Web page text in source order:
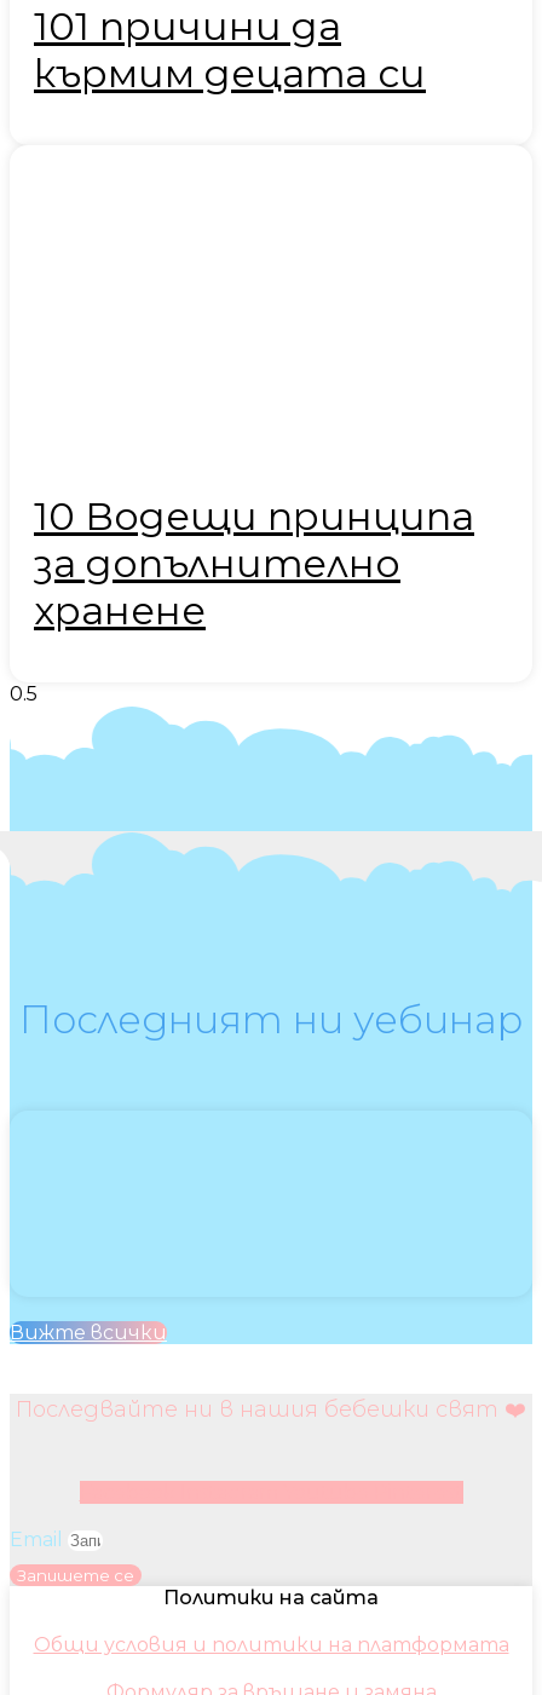
101 причини да
кърмим децата си
10 Водещи принципа
за допълнително
хранене
Последният ни уебинар
Вижте всички
Последвайте ни в нашия бебешки свят ❤️
Email
Запишете се
Политики на сайта
Общи условия и политики на платформата